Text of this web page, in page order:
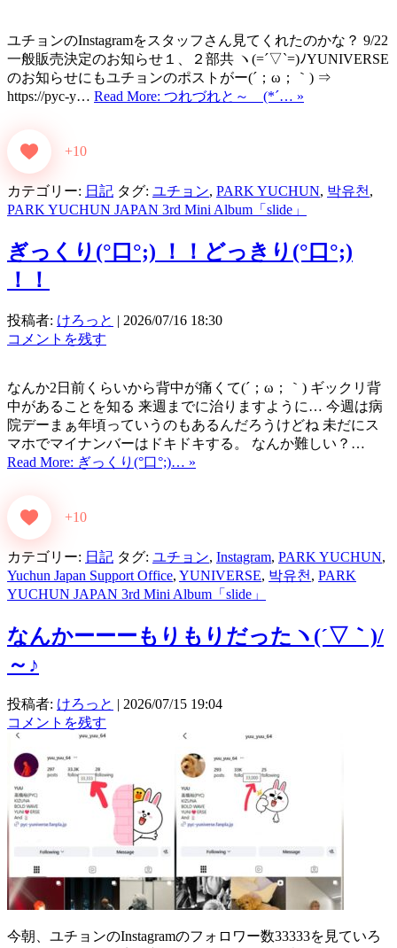
ユチョンのInstagramをスタッフさん見てくれたのかな？ 9/22
一般販売決定のお知らせ１、２部共 ヽ(=´▽`=)ﾉYUNIVERSE
のお知らせにもユチョンのポストがー(´；ω；｀) ⇒
https://pyc-y… Read More: つれづれと～ (*´… »
+10
カテゴリー: 日記 タグ: ユチョン, PARK YUCHUN, 박유천 ,
PARK YUCHUN JAPAN 3rd Mini Album「slide」
ぎっくり(°口°;) ！！どっきり(°口°;)
！！
投稿者: けろっと | 2026/07/16 18:30
コメントを残す
なんか2日前くらいから背中が痛くて(´；ω；｀) ギックリ背
中があることを知る 来週までに治りますように… 今週は病
院デーまぁ年頃っていうのもあるんだろうけどね 未だにス
マホでマイナンバーはドキドキする。 なんか難しい？…
Read More: ぎっくり(°口°;)… »
+10
カテゴリー: 日記 タグ: ユチョン, Instagram, PARK YUCHUN,
Yuchun Japan Support Office, YUNIVERSE, 박유천 , PARK
YUCHUN JAPAN 3rd Mini Album「slide」
なんかーーーもりもりだったヽ(´▽｀)/
～♪
投稿者: けろっと | 2026/07/15 19:04
コメントを残す
今朝、ユチョンのInstagramのフォロワー数33333を見ていろ